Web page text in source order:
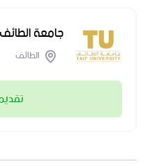
جامعة
الطائف